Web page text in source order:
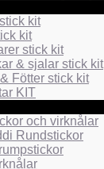
kit
kit
stick kit
& sjalar stick kit
Fötter stick kit
KIT
och virknålar
Rundstickor